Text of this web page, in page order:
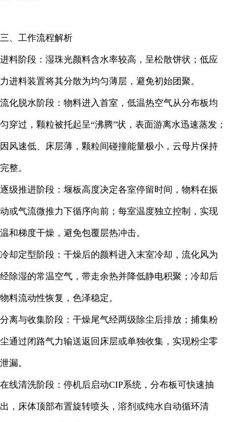
三、工作流程解析
进料阶段：湿珠光颜料含水率较高，呈松散饼状；低应
力进料装置将其分散为均匀薄层，避免初始团聚。
流化脱水阶段：物料进入首室，低温热空气从分布板均
匀穿过，颗粒被托起呈“沸腾”状，表面游离水迅速蒸发；
因风速低、床层薄，颗粒间碰撞能量极小，云母片保持
完整。
逐级推进阶段：堰板高度决定各室停留时间，物料在振
动或气流微推力下循序向前；每室温度独立控制，实现
温和梯度干燥，避免包覆层热冲击。
冷却定型阶段：干燥后的颜料进入末室冷却，流化风为
经除湿的常温空气，带走余热并降低静电积聚；冷却后
物料流动性恢复，色泽稳定。
分离与收集阶段：干燥尾气经两级除尘后排放；捕集粉
尘通过闭路气力输送返回床层或单独收集，实现粉尘零
泄漏。
在线清洗阶段：停机后启动CIP系统，分布板可快速抽
出，床体顶部布置旋转喷头，溶剂或纯水自动循环清